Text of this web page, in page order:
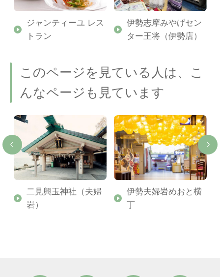
ジャンティーユ レス
トラン
伊勢志摩みやげセン
ター王将（伊勢店）
このページを見ている人は、こ
んなページも見ています
二見興玉神社（夫婦
岩）
伊勢夫婦岩めおと横
丁